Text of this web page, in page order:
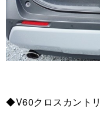
◆V60クロスカント